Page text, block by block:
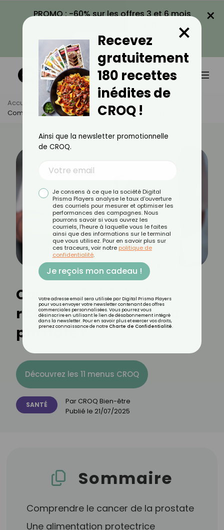
PROMO : -60% sur les offres 3 et 6 mois
VOIR LA PROMO
×
Accueil Actus
Santé
Comment Réduire Les Risques Du Cancer De La Prostate ?
Comment réduire les
risques du cancer de la
prostate ?
Découvrez les 11 menus CROQ
SANTÉ Par CROQ Bien-être
Publié le 21/07/2025
Sommaire
Comprendre le cancer de la prostate
Une alimentation protectrice
Recevez
gratuitement
180 recettes
inédites de
CROQ !
×
Ainsi que la newsletter promotionnelle
de CROQ.
Je consens à ce que la société Digital
Prisma Players analyse le taux d'ouverture
des courriels pour mesurer et optimiser les
performances des campagnes. Nous
pourrons savoir si vous ouvrez les
courriels, l'heure à laquelle vous le faites
ainsi que des informations sur le terminal
que vous utilisez. Pour en savoir plus sur
ces traceurs, voir notre politique de
confidentialité.
Je reçois mon cadeau !
Votre adresse email sera utilisée par Digital Prisma Players
pour vous envoyer votre newsletter contenant des offres
commerciales personnalisées. Vous pourrez vous
désinscrire en utilisant le lien de désabonnement intégré
dans la newsletter. Pour en savoir plus et exercer vos droits,
prenez connaissance de notre Charte de Confidentialité.